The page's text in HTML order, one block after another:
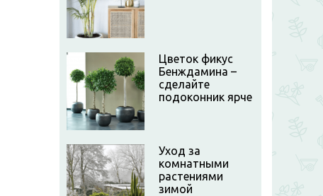
Цветок фикус
Бенждамина –
сделайте
подоконник ярче
Уход за
комнатными
растениями
зимой